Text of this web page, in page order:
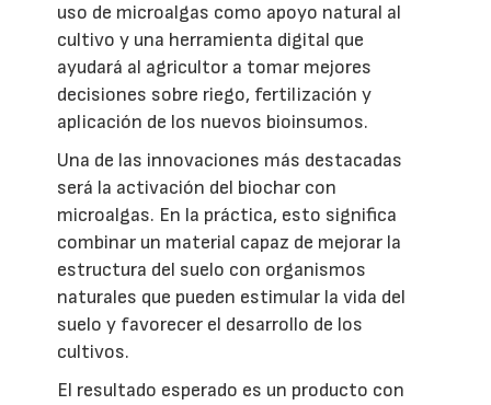
uso de microalgas como apoyo natural al
cultivo y una herramienta digital que
ayudará al agricultor a tomar mejores
decisiones sobre riego, fertilización y
aplicación de los nuevos bioinsumos.
Una de las innovaciones más destacadas
será la activación del biochar con
microalgas. En la práctica, esto significa
combinar un material capaz de mejorar la
estructura del suelo con organismos
naturales que pueden estimular la vida del
suelo y favorecer el desarrollo de los
cultivos.
El resultado esperado es un producto con